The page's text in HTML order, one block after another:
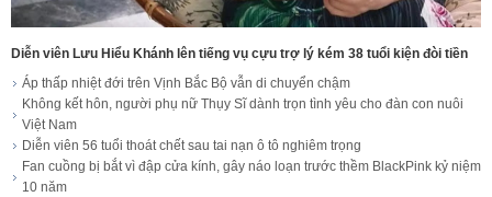
Diễn viên Lưu Hiểu Khánh lên tiếng vụ cựu trợ lý kém 38 tuổi kiện đòi tiền
Áp thấp nhiệt đới trên Vịnh Bắc Bộ vẫn di chuyển chậm
Không kết hôn, người phụ nữ Thụy Sĩ dành trọn tình yêu cho đàn con nuôi
Việt Nam
Diễn viên 56 tuổi thoát chết sau tai nạn ô tô nghiêm trọng
Fan cuồng bị bắt vì đập cửa kính, gây náo loạn trước thềm BlackPink kỷ niệm
10 năm